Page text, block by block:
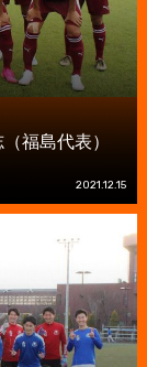
福島代表）
2021.12.15